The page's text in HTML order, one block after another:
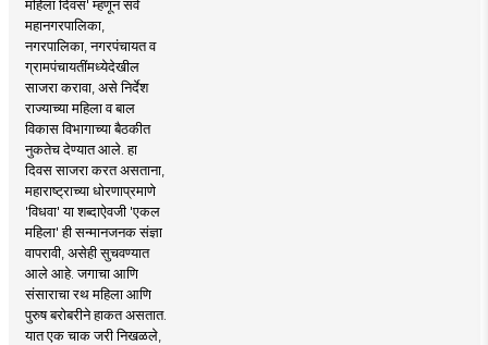
महिला दिवस' म्हणून सर्व
महानगरपालिका,
नगरपालिका, नगरपंचायत व
ग्रामपंचायतींमध्येदेखील
साजरा करावा, असे निर्देश
राज्याच्या महिला व बाल
विकास विभागाच्या बैठकीत
नुकतेच देण्यात आले. हा
दिवस साजरा करत असताना,
महाराष्ट्राच्या धोरणाप्रमाणे
'विधवा' या शब्दाऐवजी 'एकल
महिला' ही सन्मानजनक संज्ञा
वापरावी, असेही सुचवण्यात
आले आहे. जगाचा आणि
संसाराचा रथ महिला आणि
पुरुष बरोबरीने हाकत असतात.
यात एक चाक जरी निखळले,